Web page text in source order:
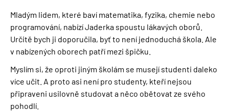
Mladým lidem, které baví matematika, fyzika, chemie nebo
programování, nabízí Jaderka spoustu lákavých oborů.
Určitě bych ji doporučila, byť to není jednoduchá škola. Ale
v nabízených oborech patří mezi špičku.
Myslím si, že oproti jiným školám se musejí studenti daleko
více učit. A proto asi není pro studenty, kteří nejsou
připraveni usilovně studovat a něco obětovat ze svého
pohodlí.